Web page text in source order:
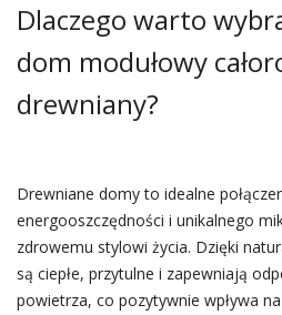
Dlaczego warto
dom modułowy
drewniany?
Drewniane domy to idealne
energooszczędności i unikalnego
zdrowemu stylowi życia. Dzięki
są ciepłe, przytulne i zapewniają
powietrza, co pozytywnie wpływa